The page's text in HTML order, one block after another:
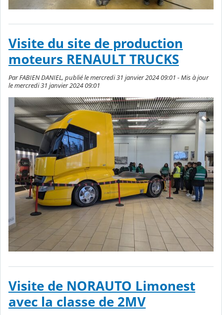
Visite du site de production
moteurs RENAULT TRUCKS
Par FABIEN DANIEL, publié le mercredi 31 janvier 2024 09:01 - Mis à jour
le mercredi 31 janvier 2024 09:01
Visite de NORAUTO Limonest
avec la classe de 2MV